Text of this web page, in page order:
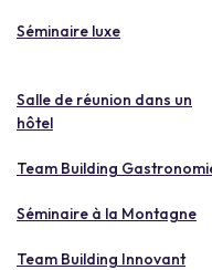
Séminaire luxe
Salle de réunion dans un
hôtel
Team Building
Séminaire à la Montagne
Team Building Innovant